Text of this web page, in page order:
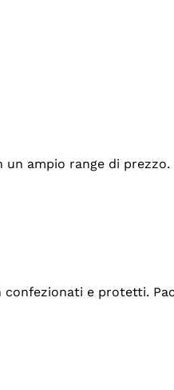
ampio range di
e protetti.